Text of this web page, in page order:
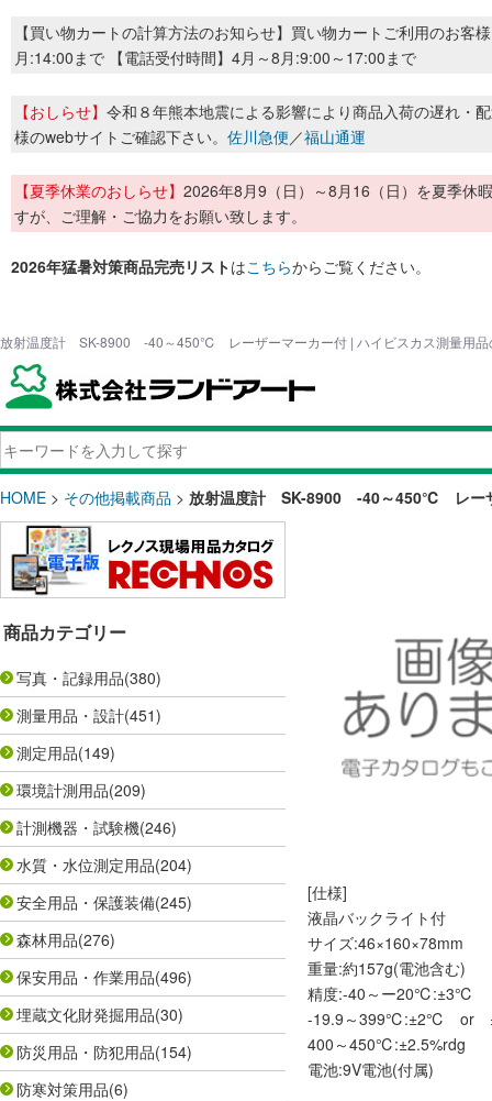
【買い物カートの計算方法のお知らせ】買い物カートご利用のお客
月:14:00まで 【電話受付時間】4月～8月:9:00～17:00まで
【おしらせ】 令和８年熊本地震による影響により商品入荷の遅れ・
様のwebサイトご確認下さい。 佐川急便／福山通運
【夏季休業のおしらせ】 2026年8月9（日）～8月16（日）を夏季休
すが、ご理解・ご協力をお願い致します。
2026年猛暑対策商品完売リストはこちらからご覧ください。
放射温度計 SK-8900 -40～450℃ レーザーマーカー付 | ハイビスカス測量用品
HOME > その他掲載商品 > 放射温度計 SK-8900 -40～450℃ レー
商品カテゴリー
写真・記録用品(380)
測量用品・設計(451)
測定用品(149)
環境計測用品(209)
計測機器・試験機(246)
水質・水位測定用品(204)
安全用品・保護装備(245)
森林用品(276)
保安用品・作業用品(496)
埋蔵文化財発掘用品(30)
防災用品・防犯用品(154)
防寒対策用品(6)
[仕様]
液晶バックライト付
サイズ:46×160×78mm
重量:約157g(電池含む)
精度:-40～ー20℃:±3℃
-19.9～399℃:±2℃ or
400～450℃:±2.5%rdg
電池:9V電池(付属)